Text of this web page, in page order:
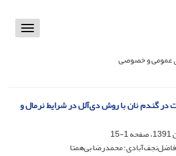
Toggle
عمومی و خصوصی
در گندم نان با روش دی‌آلل در شرایط نرمال و
1-15
محمدرضا بی‌همتا